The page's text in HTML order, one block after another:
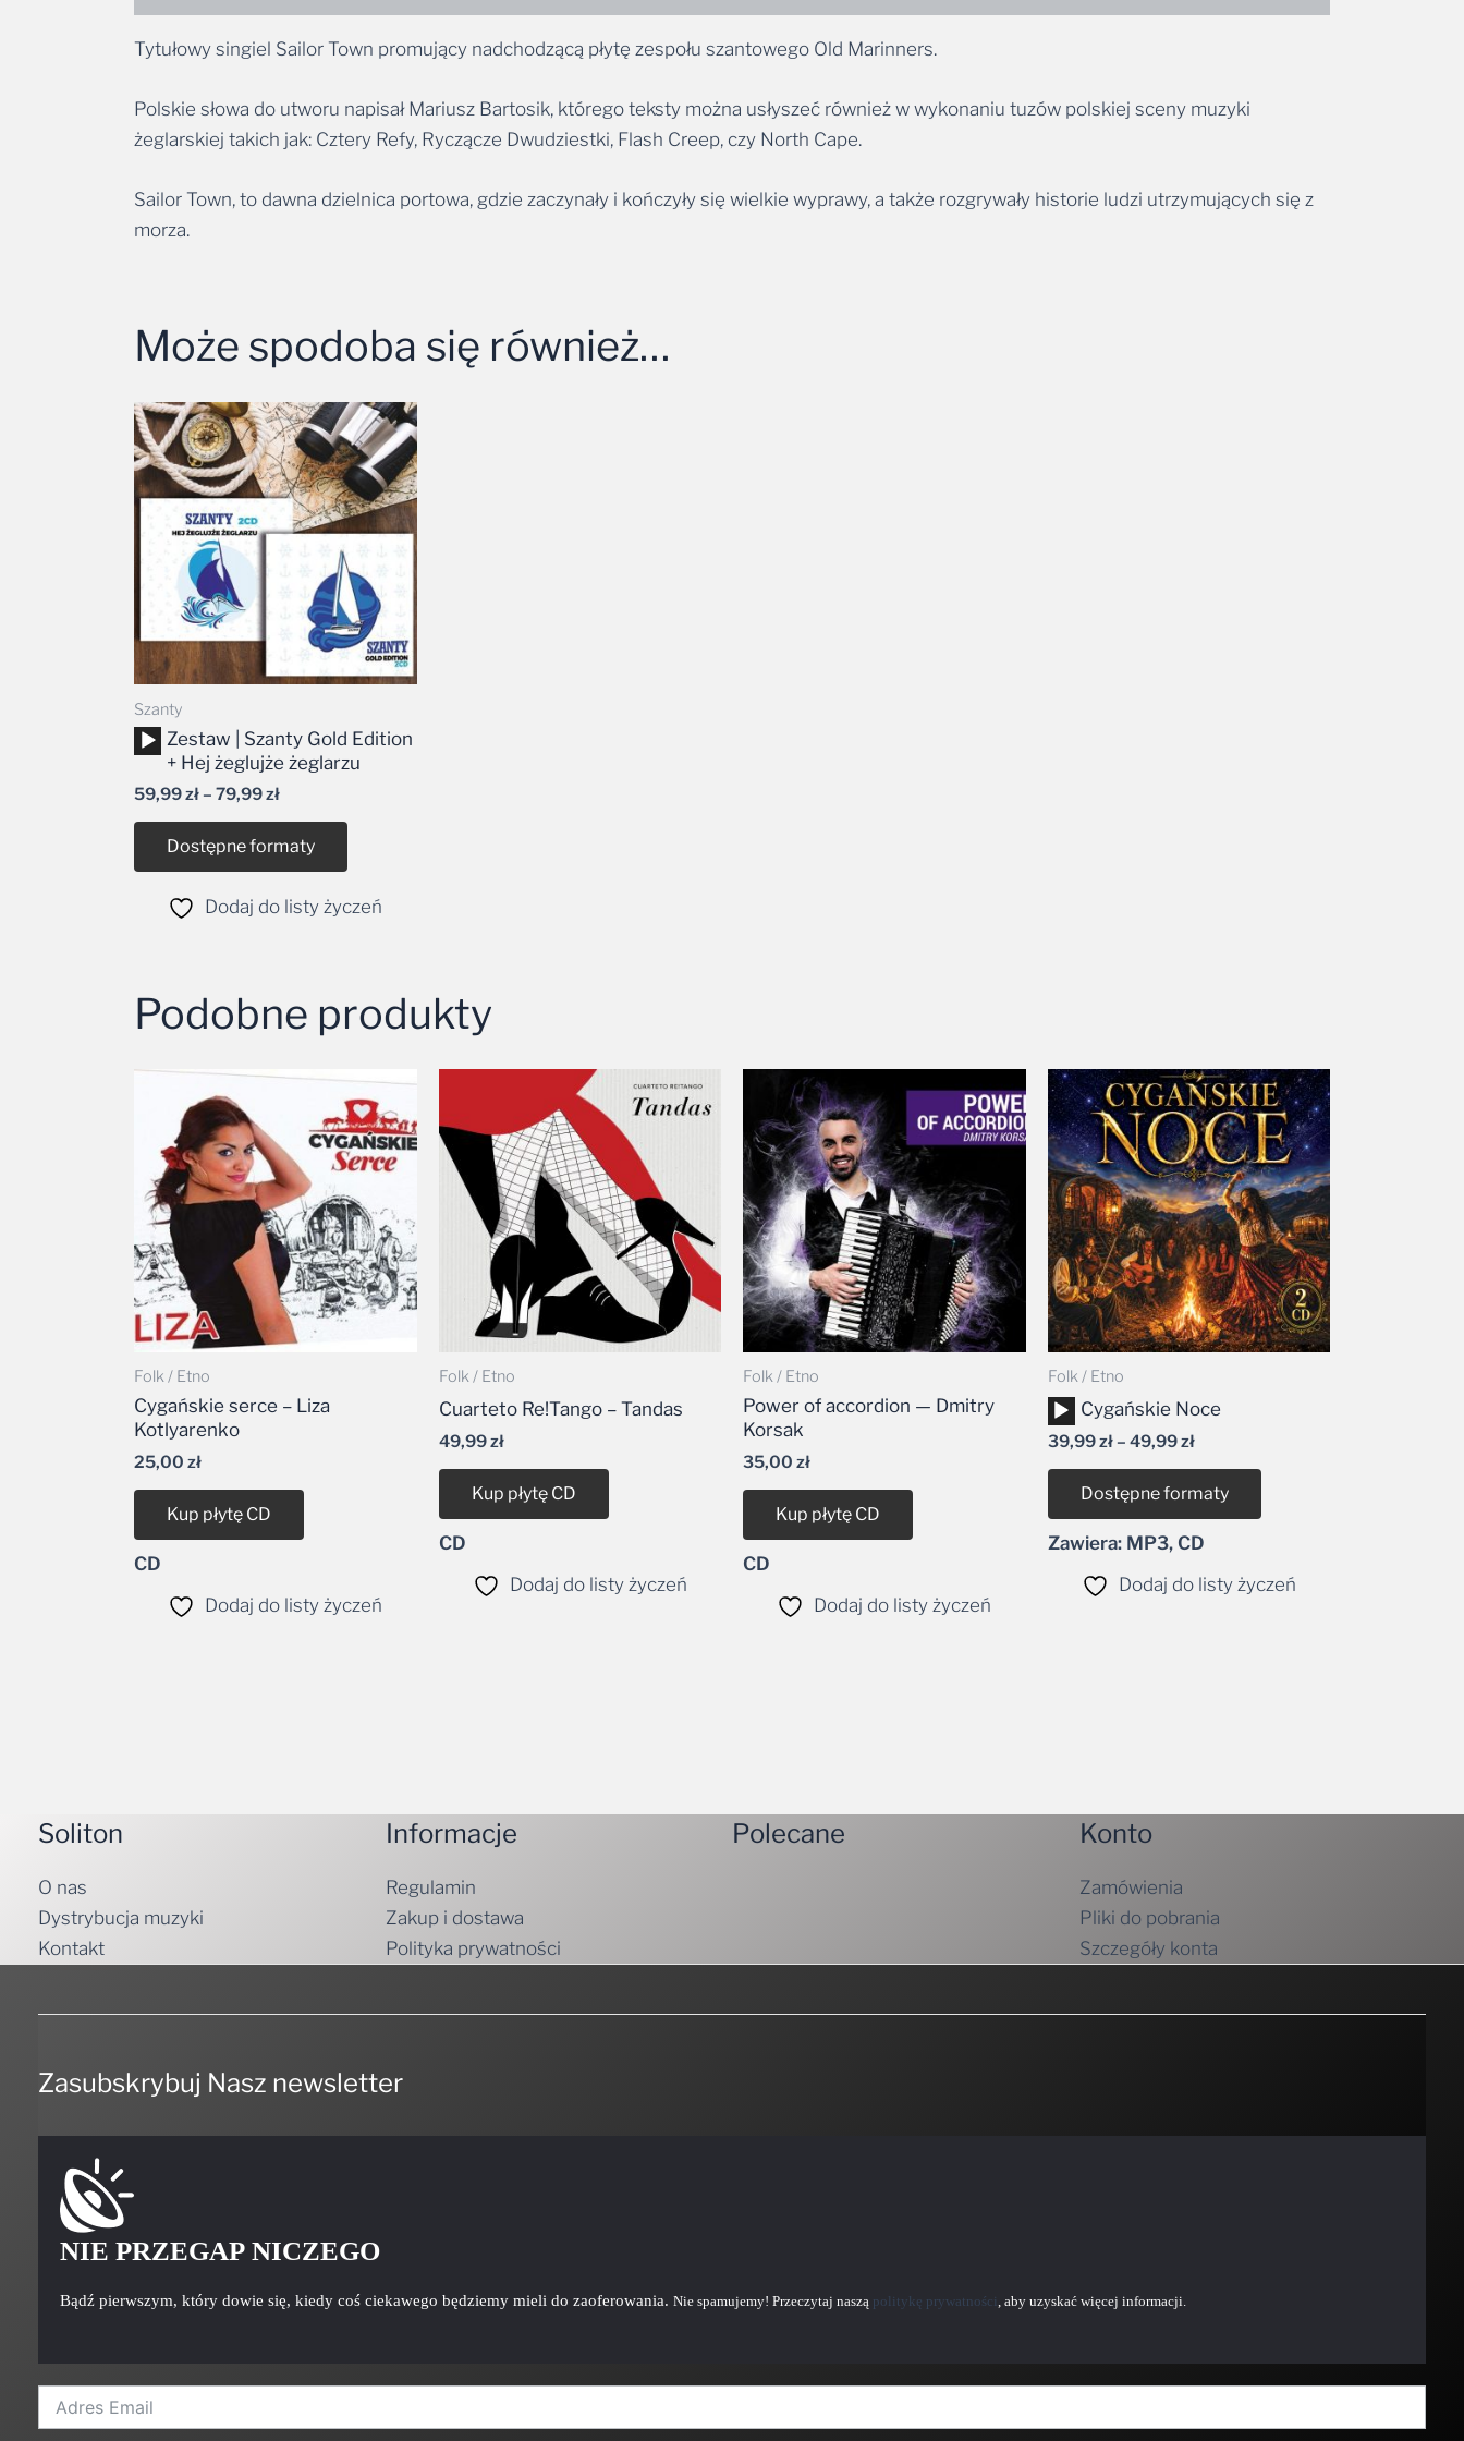
Tytułowy singiel Sailor Town promujący nadchodzącą płytę zespołu szantowego Old Marinners.
Polskie słowa do utworu napisał Mariusz Bartosik, którego teksty można usłyszeć również w wykonaniu tuzów polskiej sceny muzyki
żeglarskiej takich jak: Cztery Refy, Ryczącze Dwudziestki, Flash Creep, czy North Cape.
Sailor Town, to dawna dzielnica portowa, gdzie zaczynały i kończyły się wielkie wyprawy, a także rozgrywały historie ludzi utrzymujących się z
morza.
Może spodoba się również…
Szanty
Odtwarzacz
plików
dźwiękowych
Zestaw | Szanty Gold Edition
+ Hej żeglujże żeglarzu
59,99zł– 79,99zł
Zakres
cen:
od
59,99 zł
do
79,99 zł
Dostępne formaty
Dodaj do listy życzeń
Podobne produkty
Folk / Etno
Cygańskie serce – Liza
Kotlyarenko
25,00 zł
Kup płytę CD
CD
Dodaj do listy życzeń
Folk / Etno
Cuarteto Re!Tango – Tandas
49,99zł
Kup płytę CD
CD
Dodaj do listy życzeń
Folk / Etno
Power of accordion — Dmitry
Korsak
35,00 zł
Kup płytę CD
CD
Dodaj do listy życzeń
Folk / Etno
Odtwarzacz
plików
dźwiękowych
Cygańskie Noce
39,99zł– 49,99zł
Zakres
cen:
od
39,99 zł
do
49,99 zł
Dostępne formaty
Zawiera: MP3, CD
Dodaj do listy życzeń
Soliton
O nas
Dystrybucja muzyki
Kontakt
Informacje
Regulamin
Zakup i dostawa
Polityka prywatności
Polecane Konto
Zamówienia
Pliki do pobrania
Szczegóły konta
Zasubskrybuj Nasz newsletter
NIE PRZEGAP NICZEGO
Bądź pierwszym, który dowie się, kiedy coś ciekawego będziemy mieli do zaoferowania. Nie spamujemy! Przeczytaj naszą politykę prywatności, aby uzyskać więcej informacji.